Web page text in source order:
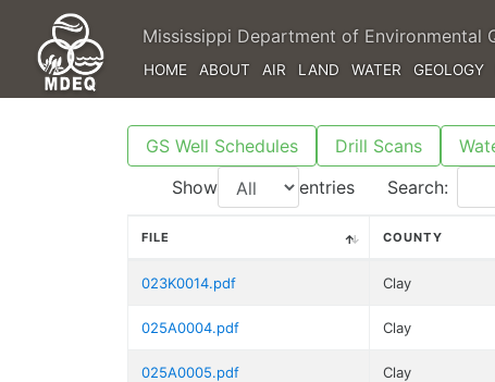
Mississippi Department of Environmental
HOME ABOUT AIR LAND WATER GEOLOGY
GS Well Schedules Drill Scans
Show
entries Search:
FILE COUNTY
023K0014.pdf Clay
025A0004.pdf Clay
025A0005.pdf Clay